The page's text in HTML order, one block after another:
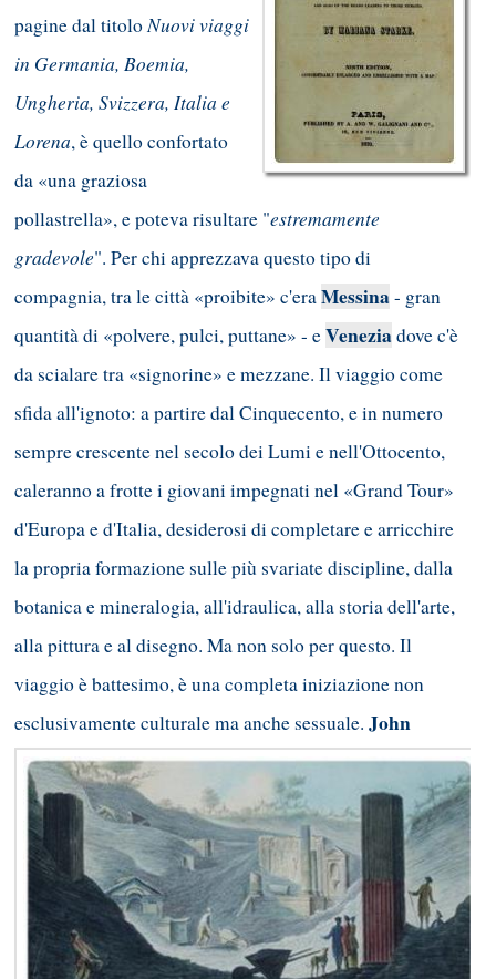
pagine dal titoloNuovi viaggi
in Germania, Boemia,
Ungheria, Svizzera, Italia e
Lorena, è quello confortato
da «una graziosa
pollastrella», e poteva risultare "estremamente
gradevole". Per chi apprezzava questo tipo di
compagnia, tra le città «proibite» c'eraMessina- gran
quantità di «polvere, pulci, puttane» - eVeneziadove c'è
da scialare tra «signorine» e mezzane. Il viaggio come
sfida all'ignoto: a partire dal Cinquecento, e in numero
sempre crescente nel secolo dei Lumi e nell'Ottocento,
caleranno a frotte i giovani impegnati nel «Grand Tour»
d'Europa e d'Italia, desiderosi di completare e arricchire
la propria formazione sulle più svariate discipline, dalla
botanica e mineralogia, all'idraulica, alla storia dell'arte,
alla pittura e al disegno. Ma non solo per questo. Il
viaggio è battesimo, è una completa iniziazione non
esclusivamente culturale ma anche sessuale. John